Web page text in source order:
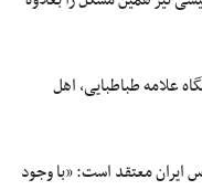
علامه طباطبایی، اهل
ایران معتقد است: «با وجود